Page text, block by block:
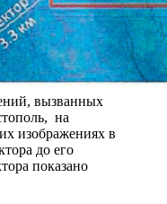
вызванных
на
изображениях в
до его
показано